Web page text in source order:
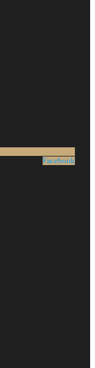
Facebook